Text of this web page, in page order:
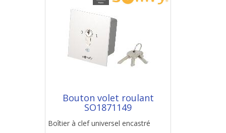
Bouton volet roulant
SO1871149
Boîtier à clef universel encastré